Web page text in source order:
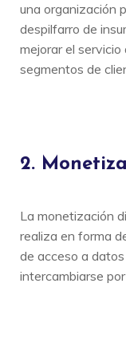
una organización
despilfarro de
mejorar el
segmentos de
2.
La monetización
realiza en forma
de acceso a
intercambiarse